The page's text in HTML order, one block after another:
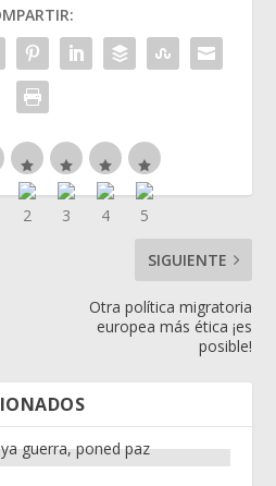
SIGUIENTE
Otra política migratoria
europea más ética ¡es
posible!